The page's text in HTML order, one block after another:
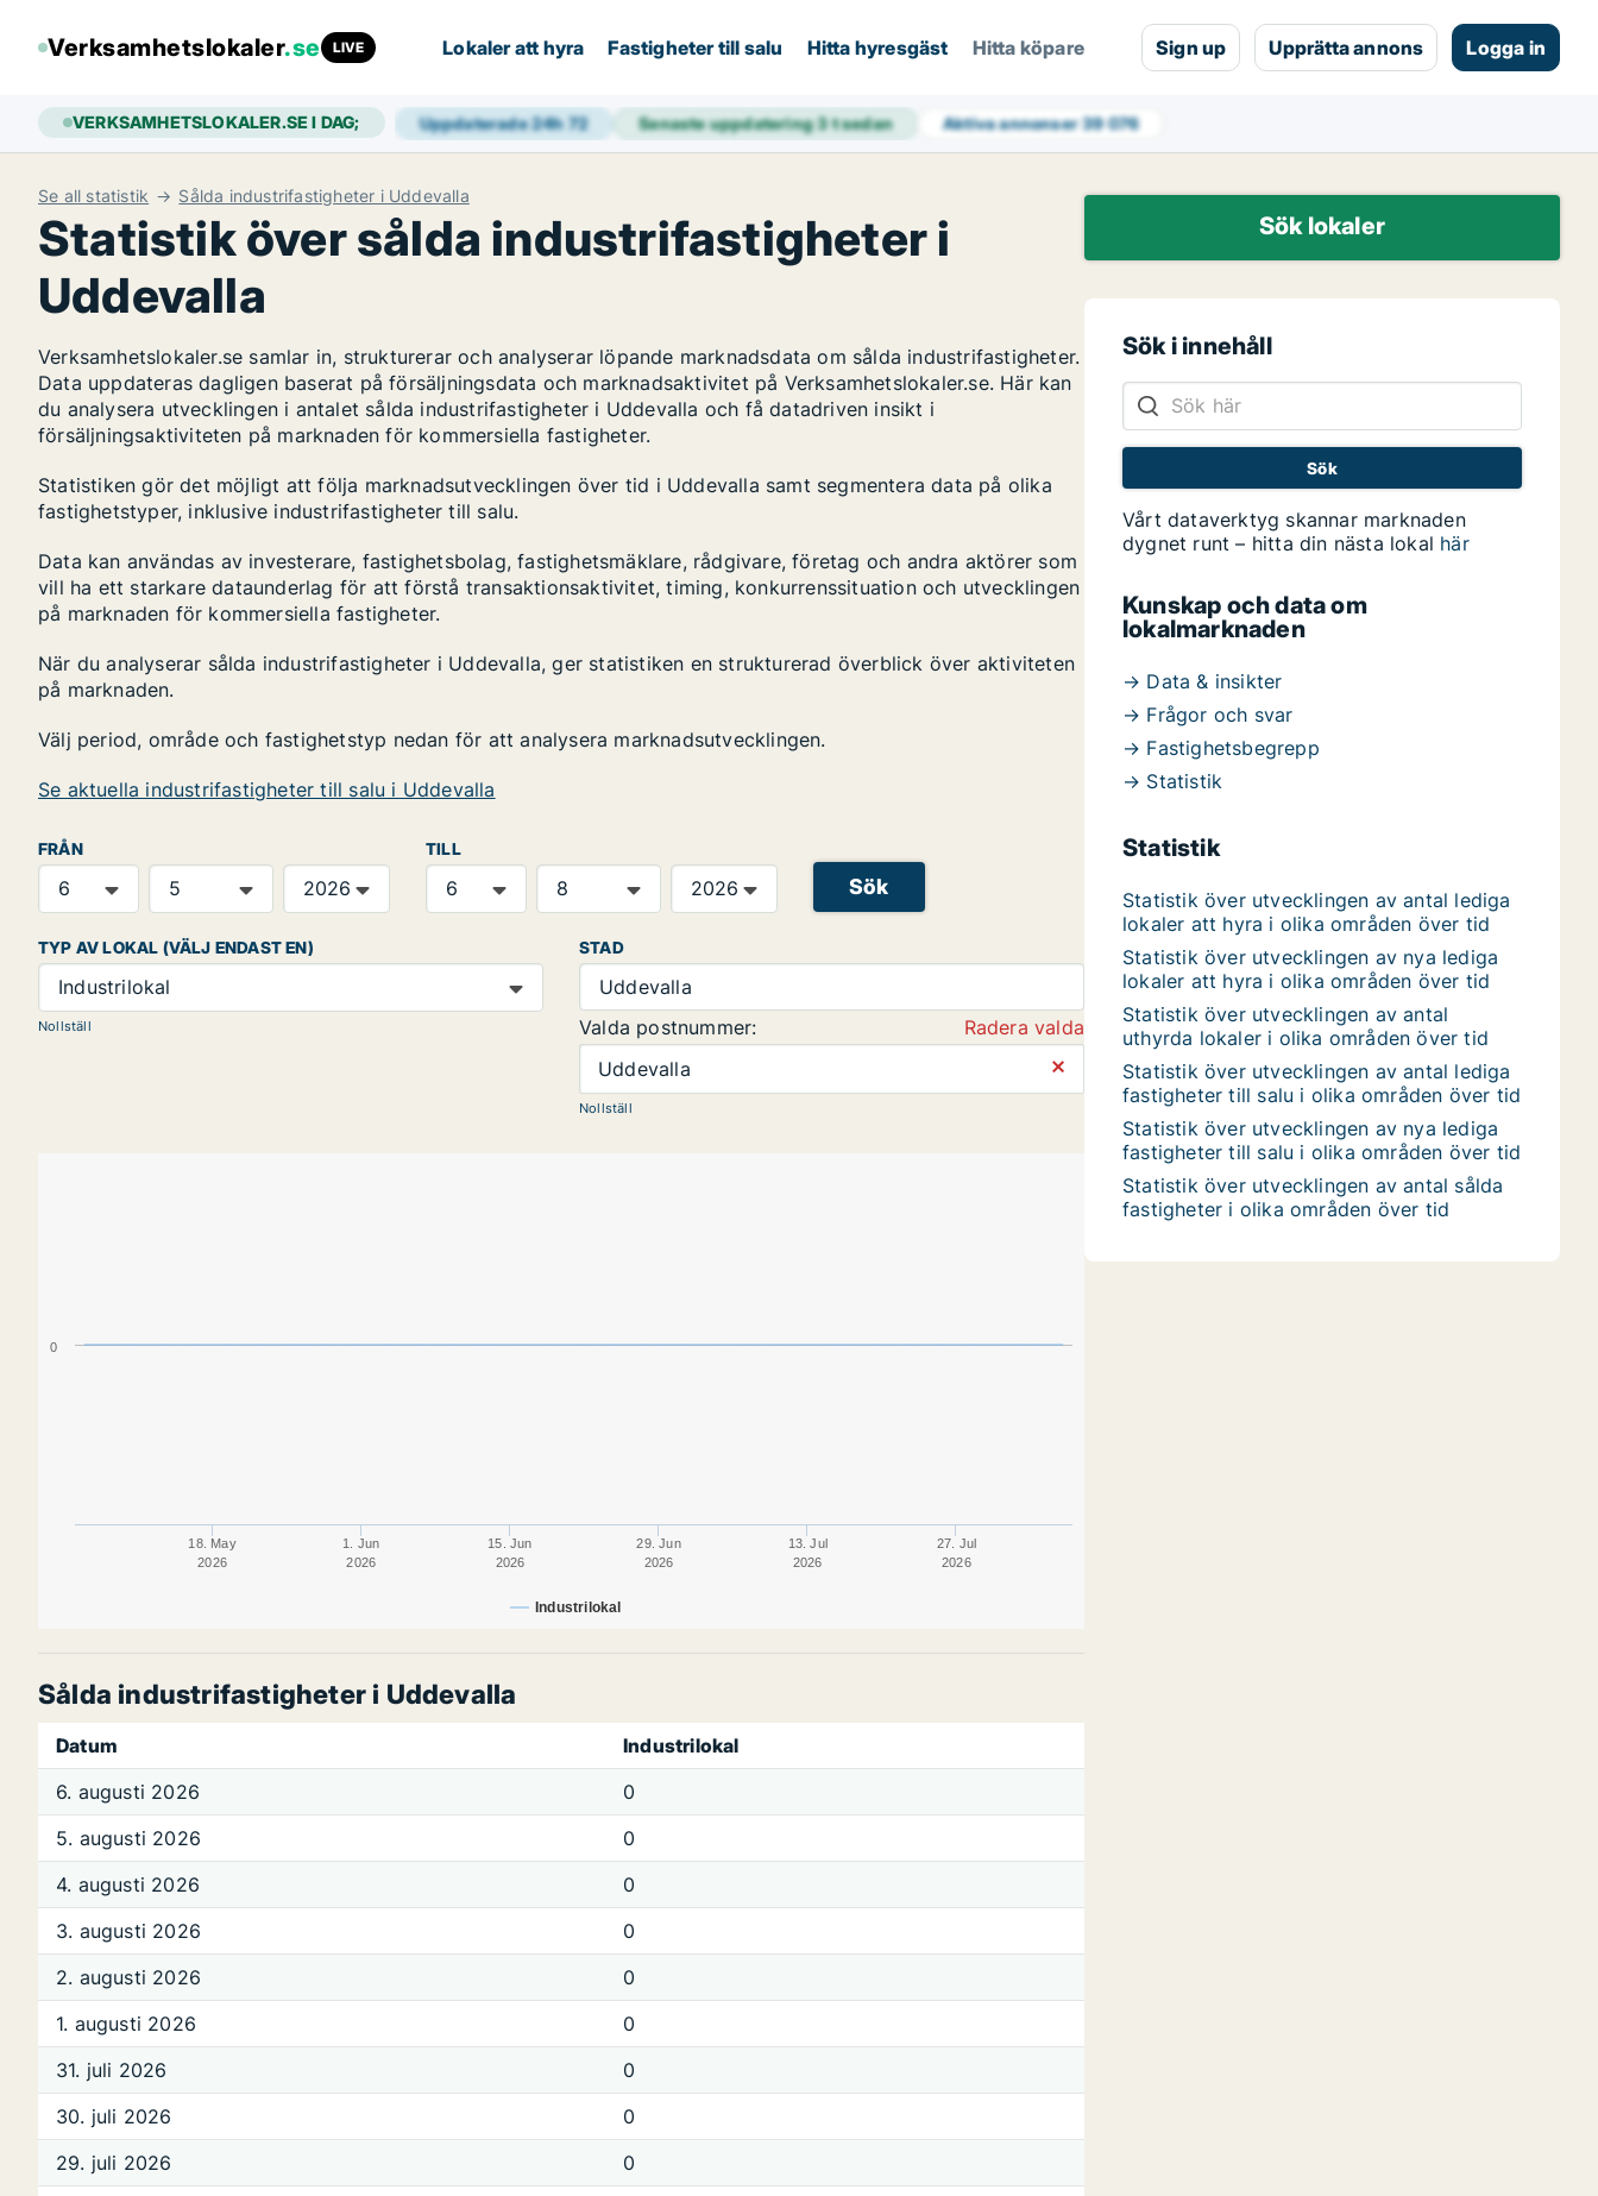
Verksamhetslokaler.se LIVE Lokaler att hyra Fastigheter till salu Hitta hyresgäst Hitta köpare Sign up Upprätta annons Logga in
VERKSAMHETSLOKALER.SE I DAG; Uppdaterade 24h 72 Senaste uppdatering3 t sedan Aktiva annonser39 076
Se all statistik Sålda industrifastigheter i Uddevalla
Statistik över sålda industrifastigheter i
Uddevalla
Verksamhetslokaler.se samlar in, strukturerar och analyserar löpande marknadsdata om sålda industrifastigheter.
Data uppdateras dagligen baserat på försäljningsdata och marknadsaktivitet på Verksamhetslokaler.se. Här kan
du analysera utvecklingen i antalet sålda industrifastigheter i Uddevalla och få datadriven insikt i
försäljningsaktiviteten på marknaden för kommersiella fastigheter.
Statistiken gör det möjligt att följa marknadsutvecklingen över tid i Uddevalla samt segmentera data på olika
fastighetstyper, inklusive industrifastigheter till salu.
Data kan användas av investerare, fastighetsbolag, fastighetsmäklare, rådgivare, företag och andra aktörer som
vill ha ett starkare dataunderlag för att förstå transaktionsaktivitet, timing, konkurrenssituation och utvecklingen
på marknaden för kommersiella fastigheter.
När du analyserar sålda industrifastigheter i Uddevalla, ger statistiken en strukturerad överblick över aktiviteten
på marknaden.
Välj period, område och fastighetstyp nedan för att analysera marknadsutvecklingen.
Se aktuella industrifastigheter till salu i Uddevalla
FRÅN TILL
Sök
TYP AV LOKAL (VÄLJ ENDAST EN)
Industrilokal
Nollställ
STAD
Uddevalla
Valda postnummer:
Radera valda
Uddevalla
⨯
Nollställ
Industrilokal
18. May
2026
1. Jun
2026
15. Jun
2026
29. Jun
2026
13. Jul
2026
27. Jul
2026
0
Sålda industrifastigheter i Uddevalla
Datum
Industrilokal
6. augusti 2026
0
5. augusti 2026
0
4. augusti 2026
0
3. augusti 2026
0
2. augusti 2026
0
1. augusti 2026
0
31. juli 2026
0
30. juli 2026
0
29. juli 2026
0
Sök lokaler
Sök i innehåll
Vårt dataverktyg skannar marknaden
dygnet runt – hitta din nästa lokal här
Kunskap och data om
lokalmarknaden
→ Data & insikter
→ Frågor och svar
→ Fastighetsbegrepp
→ Statistik
Statistik
Statistik över utvecklingen av antal lediga
lokaler att hyra i olika områden över tid
Statistik över utvecklingen av nya lediga
lokaler att hyra i olika områden över tid
Statistik över utvecklingen av antal
uthyrda lokaler i olika områden över tid
Statistik över utvecklingen av antal lediga
fastigheter till salu i olika områden över tid
Statistik över utvecklingen av nya lediga
fastigheter till salu i olika områden över tid
Statistik över utvecklingen av antal sålda
fastigheter i olika områden över tid